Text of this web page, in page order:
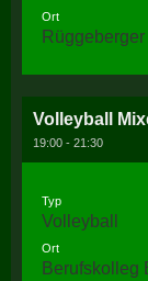
Ort
Volleyball
19:00 - 21:30
Typ
Volleyball
Ort
Berufskolleg